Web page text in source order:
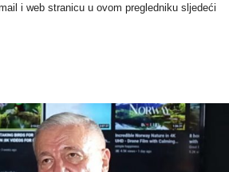
i web stranicu u ovom pregledniku sljedeći